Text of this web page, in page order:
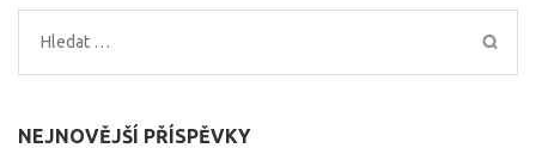
Vyhledávání
NEJNOVĚJŠÍ PŘÍSPĚVKY